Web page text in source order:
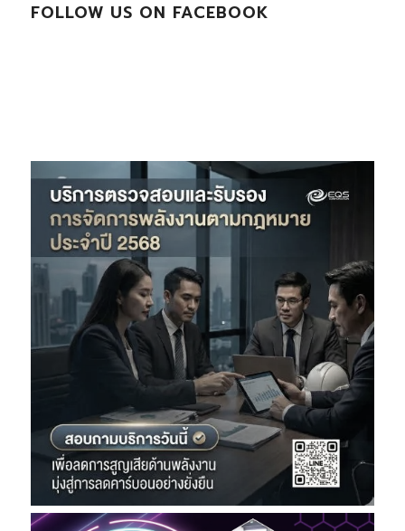
FOLLOW US ON FACEBOOK